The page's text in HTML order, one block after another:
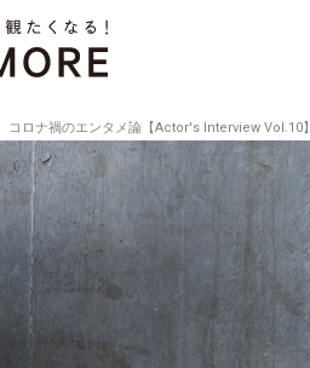
コロナ禍のエンタメ論【Actor's Interview Vol.10】